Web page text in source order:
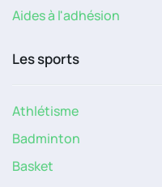
Aides à l'adhésion
Les sports
Athlétisme
Badminton
Basket